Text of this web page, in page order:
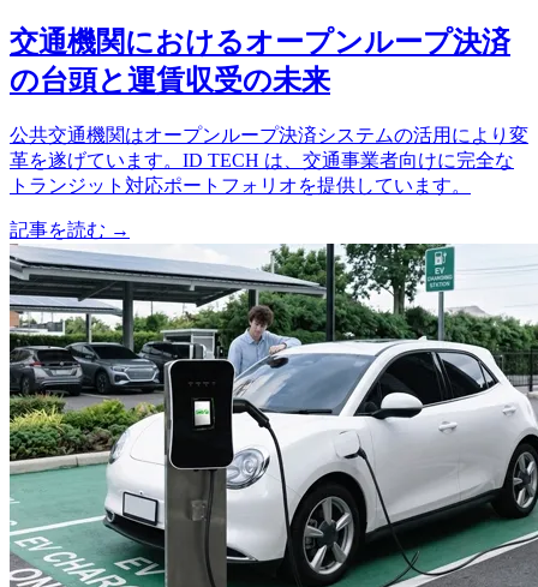
交通機関におけるオープンループ決済
の台頭と運賃収受の未来
公共交通機関はオープンループ決済システムの活用により変
革を遂げています。ID TECH は、交通事業者向けに完全な
トランジット対応ポートフォリオを提供しています。
記事を読む →